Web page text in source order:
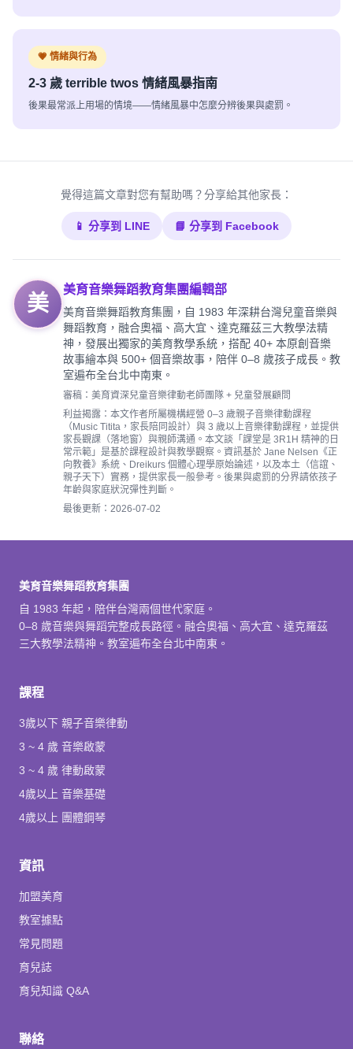
💗 情緒與行為
2-3 歲 terrible twos 情緒風暴指南
後果最常派上用場的情境——情緒風暴中怎麼分辨後果與處罰。
覺得這篇文章對您有幫助嗎？分享給其他家長：
📱 分享到 LINE 📘 分享到 Facebook
美
美育音樂舞蹈教育集團編輯部
美育音樂舞蹈教育集團，自 1983 年深耕台灣兒童音樂與
舞蹈教育，融合奧福、高大宜、達克羅茲三大教學法精
神，發展出獨家的美育教學系統，搭配 40+ 本原創音樂
故事繪本與 500+ 個音樂故事，陪伴 0–8 歲孩子成長。教
室遍布全台北中南東。
審稿：美育資深兒童音樂律動老師團隊 + 兒童發展顧問
利益揭露：本文作者所屬機構經營 0–3 歲親子音樂律動課程
（Music Titita，家長陪同設計）與 3 歲以上音樂律動課程，並提供
家長觀課（落地窗）與親師溝通。本文談「課堂是 3R1H 精神的日
常示範」是基於課程設計與教學觀察。資訊基於 Jane Nelsen《正
向教養》系統、Dreikurs 個體心理學原始論述，以及本土（信誼、
親子天下）實務，提供家長一般參考。後果與處罰的分界請依孩子
年齡與家庭狀況彈性判斷。
最後更新：2026-07-02
美育音樂舞蹈教育集團
自 1983 年起，陪伴台灣兩個世代家庭。
0–8 歲音樂與舞蹈完整成長路徑。融合奧福、高大宜、達克羅茲
三大教學法精神。教室遍布全台北中南東。
課程
3歲以下 親子音樂律動
3 ~ 4 歲 音樂啟蒙
3 ~ 4 歲 律動啟蒙
4歲以上 音樂基礎
4歲以上 團體鋼琴
資訊
加盟美育
教室據點
常見問題
育兒誌
育兒知識 Q&A
聯絡